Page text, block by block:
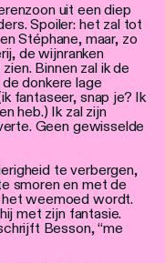
uit een diep
Spoiler: het zal tot
Stéphane, maar, zo
de wijnranken
Binnen zal ik de
donkere lage
fantaseer, snap je? Ik
heb.) Ik zal zijn
Geen gewisselde
te verbergen,
smoren en met de
weemoed wordt.
met zijn fantasie.
Besson, “me